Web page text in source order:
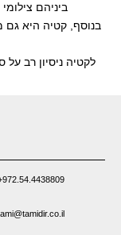
ביניהם
בנוסף, קטיה היא גם
לקטיה ניסיון רב